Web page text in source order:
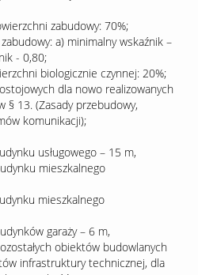
zabudowy: 70%;
a) minimalny wskaźnik –
- 0,80;
biologicznie czynnej: 20%;
dla nowo realizowanych
§ 13. (Zasady przebudowy,
komunikacji);
usługowego – 15 m,
mieszkalnego
mieszkalnego
garaży – 6 m,
obiektów budowlanych
infrastruktury technicznej, dla